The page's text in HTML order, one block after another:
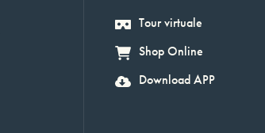
Tour virtuale
Shop Online
Download APP